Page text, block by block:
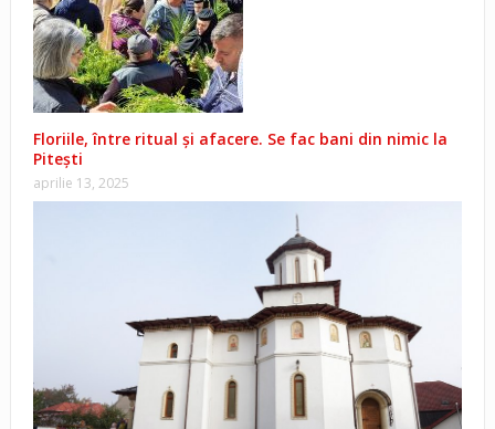
Floriile, între ritual și afacere. Se fac bani din nimic la
Pitești
aprilie 13, 2025